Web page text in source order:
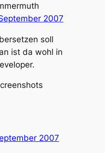
2007
soll
ist da wohl in
2007